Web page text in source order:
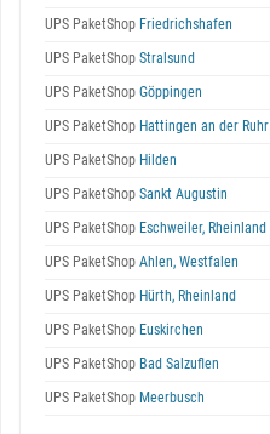
UPS PaketShop Friedrichshafen
UPS PaketShop Stralsund
UPS PaketShop Göppingen
UPS PaketShop Hattingen an der Ruhr
UPS PaketShop Hilden
UPS PaketShop Sankt Augustin
UPS PaketShop Eschweiler, Rheinland
UPS PaketShop Ahlen, Westfalen
UPS PaketShop Hürth, Rheinland
UPS PaketShop Euskirchen
UPS PaketShop Bad Salzuflen
UPS PaketShop Meerbusch